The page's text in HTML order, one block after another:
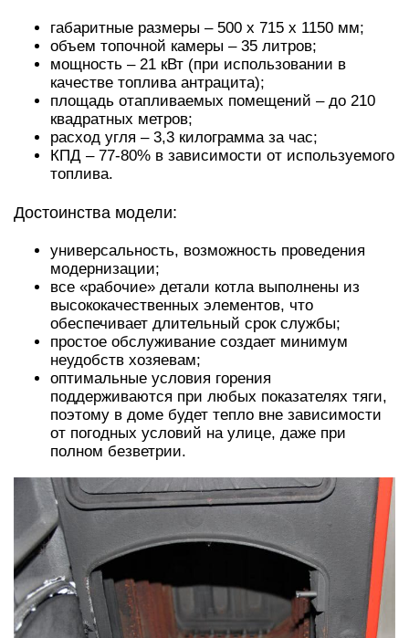
габаритные размеры – 500 x 715 x 1150 мм;
объем топочной камеры – 35 литров;
мощность – 21 кВт (при использовании в
качестве топлива антрацита);
площадь отапливаемых помещений – до 210
квадратных метров;
расход угля – 3,3 килограмма за час;
КПД – 77-80% в зависимости от используемого
топлива.
Достоинства модели:
универсальность, возможность проведения
модернизации;
все «рабочие» детали котла выполнены из
высококачественных элементов, что
обеспечивает длительный срок службы;
простое обслуживание создает минимум
неудобств хозяевам;
оптимальные условия горения
поддерживаются при любых показателях тяги,
поэтому в доме будет тепло вне зависимости
от погодных условий на улице, даже при
полном безветрии.